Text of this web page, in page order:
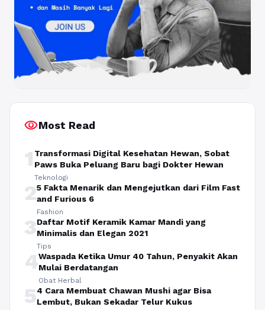
visibilityMost Read
1 Transformasi Digital Kesehatan Hewan, Sobat
Paws Buka Peluang Baru bagi Dokter Hewan
Teknologi
25 Fakta Menarik dan Mengejutkan dari Film Fast
and Furious 6
Fashion
3Daftar Motif Keramik Kamar Mandi yang
Minimalis dan Elegan 2021
Tips
4Waspada Ketika Umur 40 Tahun, Penyakit Akan
Mulai Berdatangan
Obat Herbal
54 Cara Membuat Chawan Mushi agar Bisa
Lembut, Bukan Sekadar Telur Kukus